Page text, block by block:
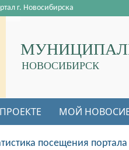
НОВОСИБИРСК
г. Новосибирска
МОЙ
посещения портала